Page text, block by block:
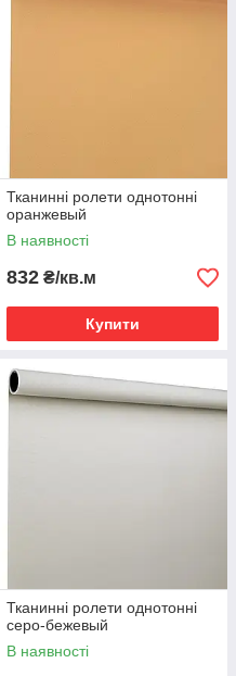
Тканинні ролети однотонні
оранжевый
В наявності
832 ₴/кв.м
Купити
Тканинні ролети однотонні
серо-бежевый
В наявності